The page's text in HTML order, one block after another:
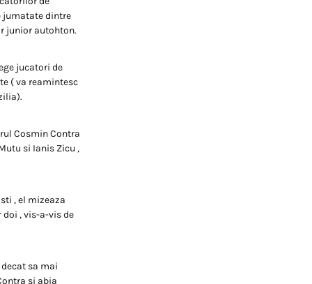
jumatate dintre
junior autohton.
jucatori de
( va reamintesc
Cosmin Contra
si Ianis Zicu ,
, el mizeaza
, vis-a-vis de
sa mai
si abia